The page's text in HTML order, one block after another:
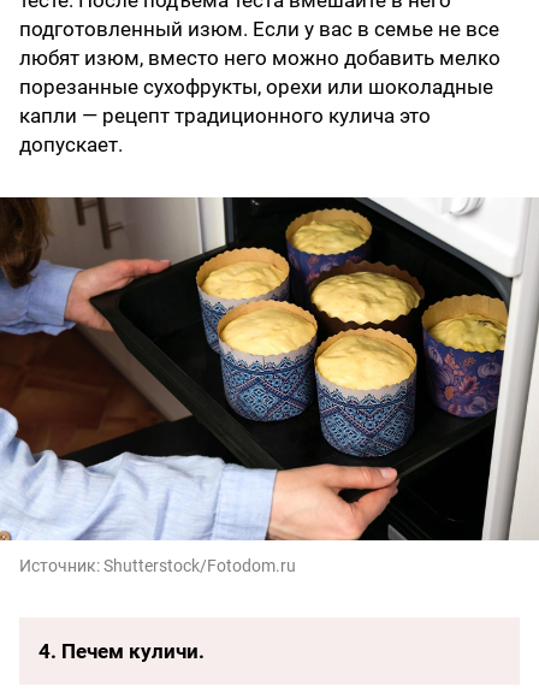
подготовленный изюм. Если у вас в семье не все
любят изюм, вместо него можно добавить мелко
порезанные сухофрукты, орехи или шоколадные
капли — рецепт традиционного кулича это
допускает.
Источник:Shutterstock/Fotodom.ru
4. Печем куличи.